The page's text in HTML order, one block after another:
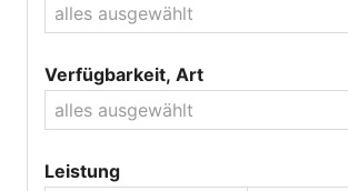
alles ausgewählt
Verfügbarkeit, Art
alles ausgewählt
Leistung